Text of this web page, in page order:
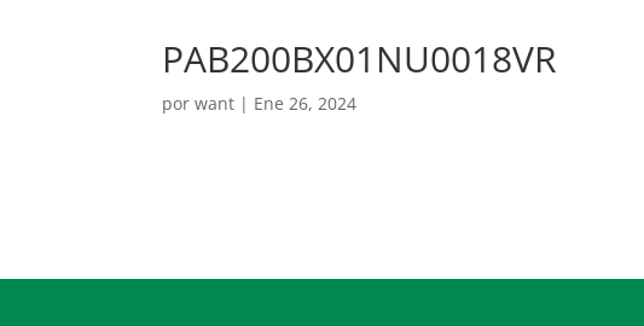
PAB200BX01NU0018VR
porwant | Ene 26, 2024